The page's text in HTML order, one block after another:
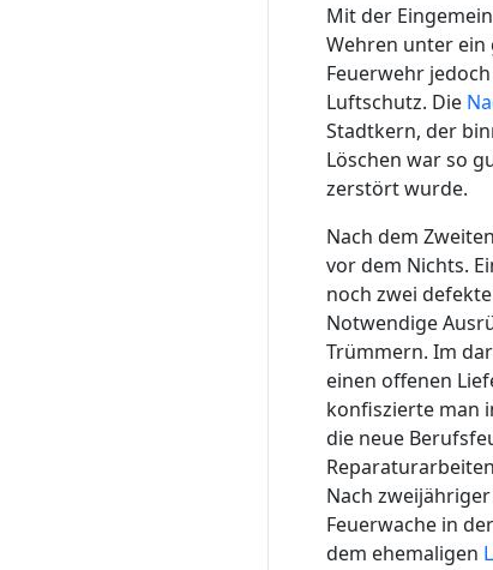
Mit der
Wehren unter ein
Feuerwehr
Luftschutz. Die
Stadtkern, der
Löschen war so
zerstört wurde.
Nach dem
vor dem Nichts.
noch zwei
Notwendige
Trümmern. Im
einen offenen
konfiszierte man
die neue
Nach
Feuerwache in der
dem ehemaligen